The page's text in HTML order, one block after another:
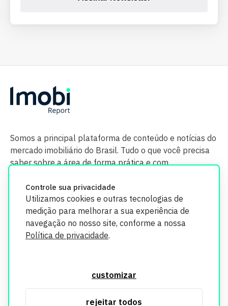
Controle sua privacidade
Utilizamos cookies e outras tecnologias de
medição para melhorar a sua experiência de
navegação no nosso site, conforme a nossa
Política de privacidade.
customizar
rejeitar todos
Somos a principal plataforma de conteúdo e notícias do
mercado imobiliário do Brasil. Tudo o que você precisa
saber sobre a área de forma prática e com
segurança. Todos os dados coletados em nosso site são
utilizados exclusivamente para fins de aprimoramento de
informações, consulte nossa Política de Privacidade.